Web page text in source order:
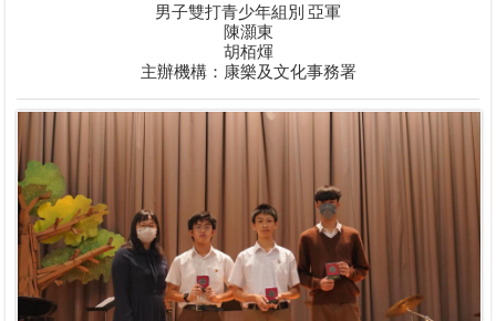
男子雙打青少年組別 亞軍
陳灝東
胡栢煇
主辦機構：康樂及文化事務署